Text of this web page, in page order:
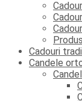
Cadouri
Candele